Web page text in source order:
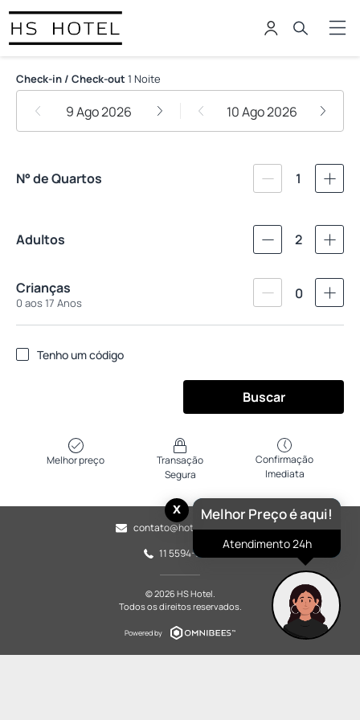
HS Hotel
Check-in / Check-out 1 Noite
9 Ago 2026 10 Ago 2026
N° de Quartos 1
Adultos 2
Crianças
0 aos 17 Anos
0
Tenho um código
Buscar
Melhor preço
Transação
Segura
Confirmação
Imediata
contato@hotelhs.com.br
11 5594-7652
© 2026 HS Hotel.
Todos os direitos reservados.
Powered by
Melhor Preço é aqui!
Atendimento 24h
x